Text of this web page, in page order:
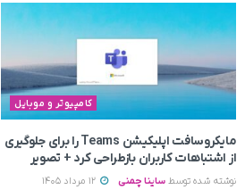
کامپیوتر و موبایل
مایکروسافت اپلیکیشن Teams را برای جلوگیری
از اشتباهات کاربران بازطراحی کرد + تصویر
نوشته شده توسط ساینا چمنی